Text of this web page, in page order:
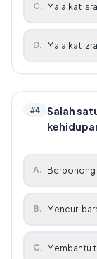
C. Malaikat
D. Malaikat
#4
Salah
A. Berbohong
B. Mencuri
C. Membantu